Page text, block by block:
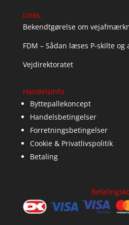
Links
Bekendtgørelse om
FDM – Sådan læses P-skilte
Vejdirektoratet
Handelsinfo
Byttepallekoncept
Handelsbetingelser
Forretningsbetingelser
Cookie & Privatlivspolitik
Betaling